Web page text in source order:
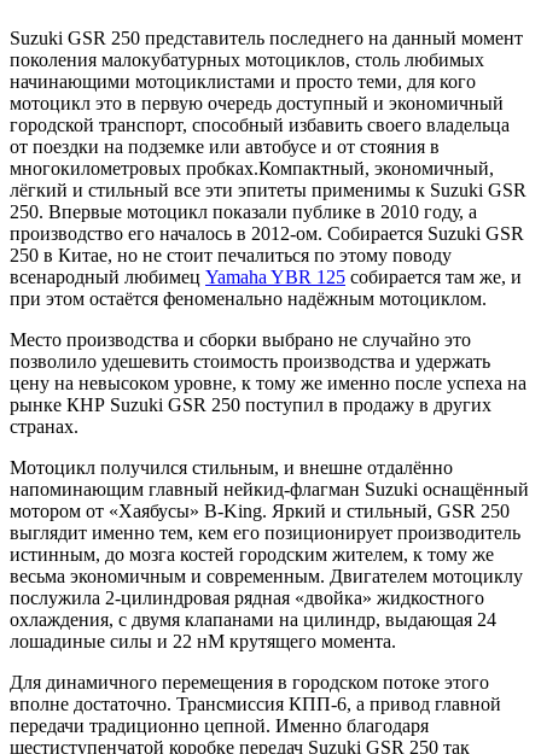
Suzuki GSR 250 представитель последнего на данный момент
поколения малокубатурных мотоциклов, столь любимых
начинающими мотоциклистами и просто теми, для кого
мотоцикл это в первую очередь доступный и экономичный
городской транспорт, способный избавить своего владельца
от поездки на подземке или автобусе и от стояния в
многокилометровых пробках.Компактный, экономичный,
лёгкий и стильный все эти эпитеты применимы к Suzuki GSR
250. Впервые мотоцикл показали публике в 2010 году, а
производство его началось в 2012-ом. Собирается Suzuki GSR
250 в Китае, но не стоит печалиться по этому поводу
всенародный любимец Yamaha YBR 125 собирается там же, и
при этом остаётся феноменально надёжным мотоциклом.
Место производства и сборки выбрано не случайно это
позволило удешевить стоимость производства и удержать
цену на невысоком уровне, к тому же именно после успеха на
рынке КНР Suzuki GSR 250 поступил в продажу в других
странах.
Мотоцикл получился стильным, и внешне отдалённо
напоминающим главный нейкид-флагман Suzuki оснащённый
мотором от «Хаябусы» B-King. Яркий и стильный, GSR 250
выглядит именно тем, кем его позиционирует производитель
истинным, до мозга костей городским жителем, к тому же
весьма экономичным и современным. Двигателем мотоциклу
послужила 2-цилиндровая рядная «двойка» жидкостного
охлаждения, с двумя клапанами на цилиндр, выдающая 24
лошадиные силы и 22 нМ крутящего момента.
Для динамичного перемещения в городском потоке этого
вполне достаточно. Трансмиссия КПП-6, а привод главной
передачи традиционно цепной. Именно благодаря
шестиступенчатой коробке передач Suzuki GSR 250 так